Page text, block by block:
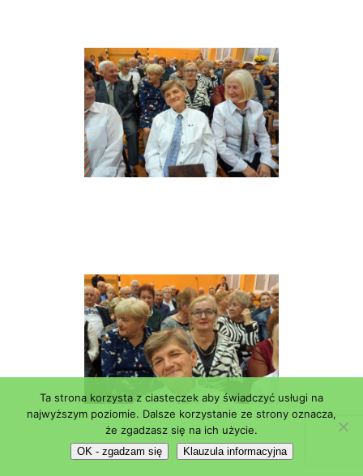
Ta strona korzysta z ciasteczek aby świadczyć usługi na
najwyższym poziomie. Dalsze korzystanie ze strony oznacza,
że zgadzasz się na ich użycie.
OK - zgadzam się Klauzula informacyjna